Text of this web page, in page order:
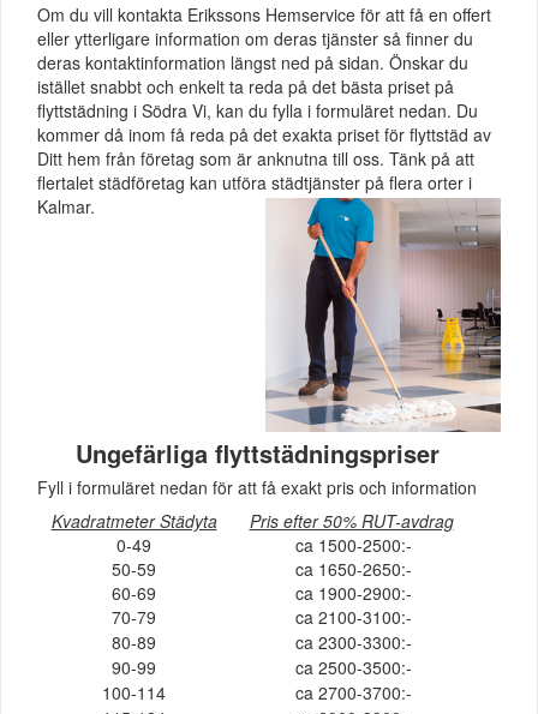
Om du vill kontakta Erikssons Hemservice för att få en offert
eller ytterligare information om deras tjänster så finner du
deras kontaktinformation längst ned på sidan. Önskar du
istället snabbt och enkelt ta reda på det bästa priset på
flyttstädning i Södra Vi, kan du fylla i formuläret nedan. Du
kommer då inom få reda på det exakta priset för flyttstäd av
Ditt hem från företag som är anknutna till oss. Tänk på att
flertalet städföretag kan utföra städtjänster på flera orter i
Kalmar.
Ungefärliga flyttstädningspriser
Fyll i formuläret nedan för att få exakt pris och information
Kvadratmeter Städyta
Pris efter 50% RUT-avdrag
0-49
ca 1500-2500:-
50-59
ca 1650-2650:-
60-69
ca 1900-2900:-
70-79
ca 2100-3100:-
80-89
ca 2300-3300:-
90-99
ca 2500-3500:-
100-114
ca 2700-3700:-